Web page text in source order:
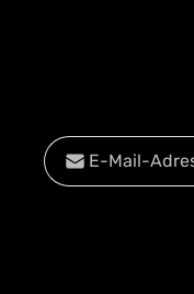
E-Mail-Adresse*